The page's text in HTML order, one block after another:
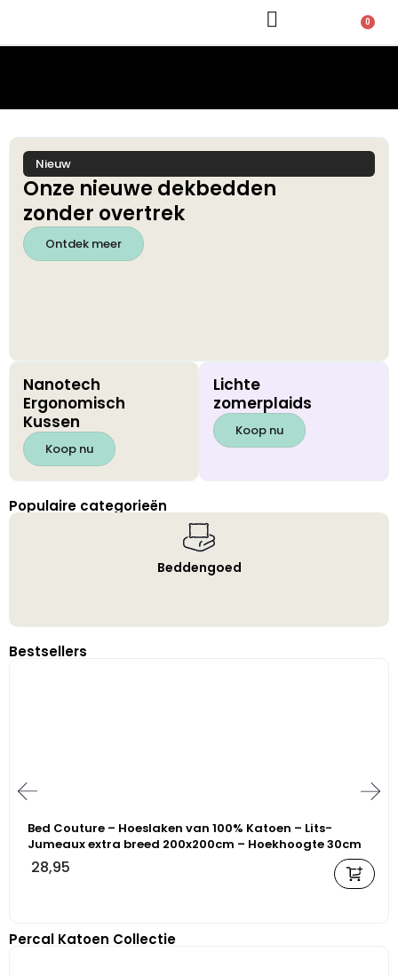
0
Nieuw
Onze nieuwe dekbedden
zonder overtrek
Ontdek meer
Nanotech
Ergonomisch
Kussen
Koop nu
Lichte
zomerplaids
Koop nu
Populaire categorieën
Beddengoed
Bestsellers
Bed Couture – Hoeslaken van 100% Katoen – Lits-
Jumeaux extra breed 200x200cm – Hoekhoogte 30cm
– Ultra Zacht en Duurzaam – Roze
28,95
Percal Katoen Collectie